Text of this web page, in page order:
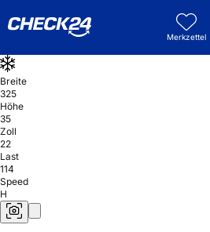
Merkzettel
Breite
325
Höhe
35
Zoll
22
Last
114
Speed
H